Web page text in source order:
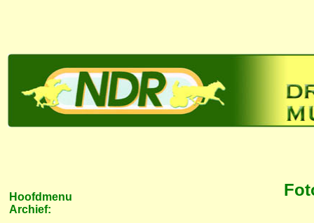
Hoofdmenu
Archief: